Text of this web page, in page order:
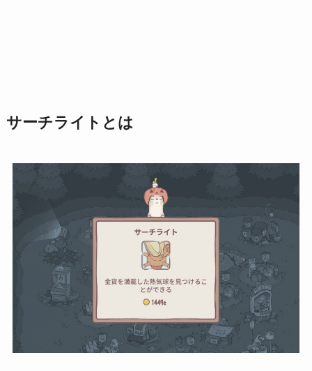
サーチライトとは